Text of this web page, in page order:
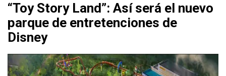
“Toy Story Land”: Así será el nuevo
parque de entretenciones de
Disney